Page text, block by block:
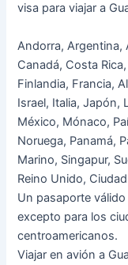
visa para viajar a
Andorra, Argentina,
Canadá, Costa
Finlandia, Francia,
Israel, Italia, Japón,
México, Mónaco,
Noruega, Panamá,
Marino, Singapur,
Reino Unido,
Un pasaporte
excepto para los
centroamericanos.
Viajar en avión a